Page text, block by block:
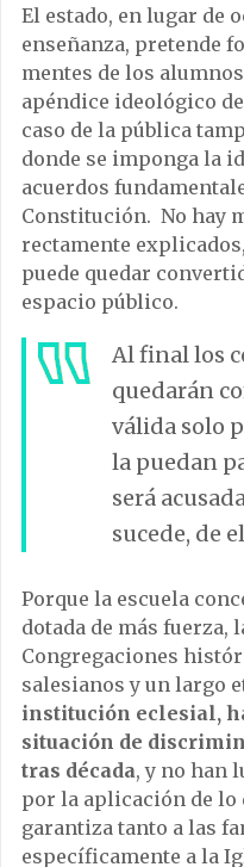
El estado, en lugar de
enseñanza, pretende
mentes de los
apéndice ideológico
caso de la pública
donde se imponga la
acuerdos
Constitución. No hay
rectamente
puede quedar
espacio público.
Al final los
quedarán
válida solo
la puedan
será
sucede, de
Porque la escuela
dotada de más fuerza,
Congregaciones
salesianos y un largo
institución eclesial,
situación de
tras década, y no han
por la aplicación de lo
garantiza tanto a las
específicamente a la